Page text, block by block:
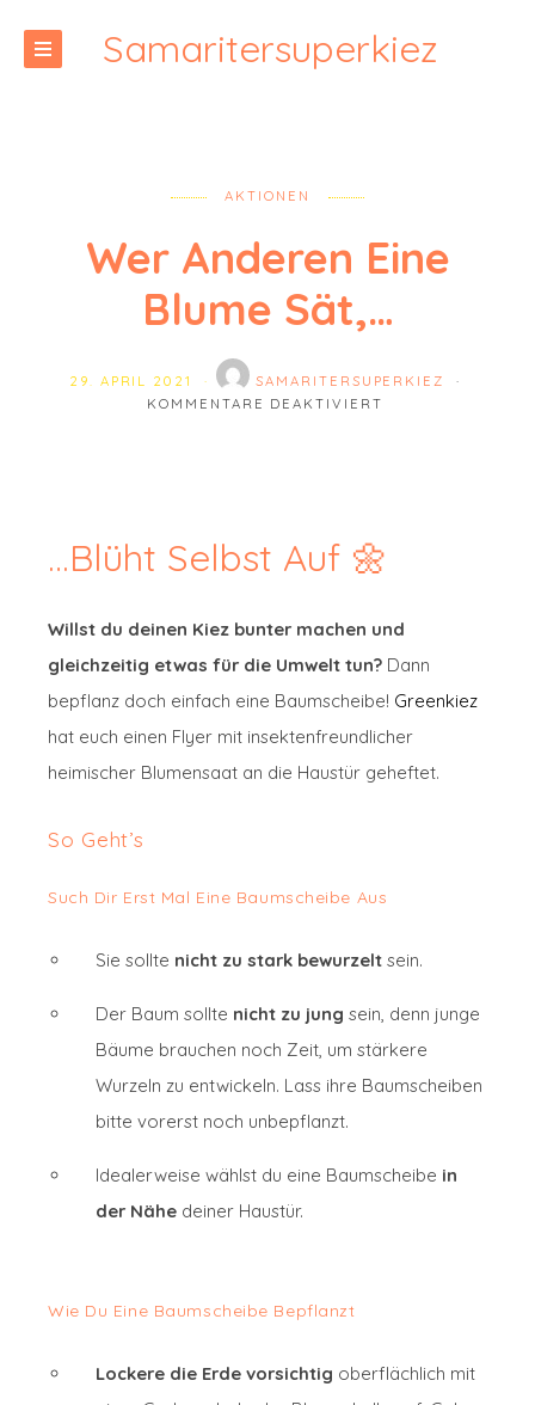
Samaritersuperkiez
AKTIONEN
Wer Anderen Eine
Blume Sät,…
29. APRIL 2021
SAMARITERSUPERKIEZ
KOMMENTARE DEAKTIVIERT
…blüht Selbst Auf 🌼
Willst du deinen Kiez bunter machen und
gleichzeitig etwas für die Umwelt tun? Dann
bepflanz doch einfach eine Baumscheibe! Greenkiez
hat euch einen Flyer mit insektenfreundlicher
heimischer Blumensaat an die Haustür geheftet.
So Geht’s
Such Dir Erst Mal Eine Baumscheibe Aus
Sie sollte nicht zu stark bewurzelt sein.
Der Baum sollte nicht zu jung sein, denn junge
Bäume brauchen noch Zeit, um stärkere
Wurzeln zu entwickeln. Lass ihre Baumscheiben
bitte vorerst noch unbepflanzt.
Idealerweise wählst du eine Baumscheibe in
der Nähe deiner Haustür.
Wie Du Eine Baumscheibe Bepflanzt
Lockere die Erde vorsichtig oberflächlich mit